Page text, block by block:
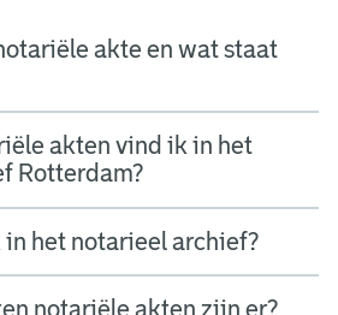
akte en wat staat
akten vind ik in het
Rotterdam?
in het notarieel archief?
notariële akten zijn er?